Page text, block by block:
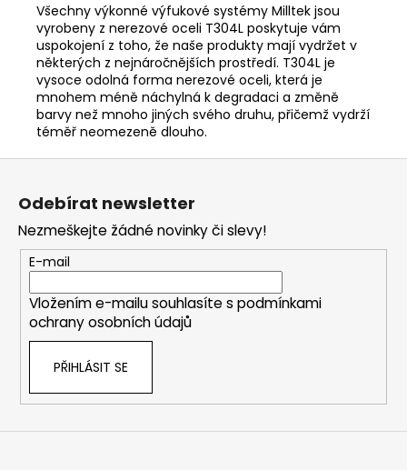
Všechny výkonné výfukové systémy Milltek jsou
vyrobeny z nerezové oceli T304L poskytuje vám
uspokojení z toho, že naše produkty mají vydržet v
některých z nejnáročnějších prostředí. T304L je
vysoce odolná forma nerezové oceli, která je
mnohem méně náchylná k degradaci a změně
barvy než mnoho jiných svého druhu, přičemž vydrží
téměř neomezeně dlouho.
Z
Odebírat newsletter
Nezmeškejte žádné novinky či slevy!
E-mail
Vložením e-mailu souhlasíte s podmínkami
ochrany osobních údajů
PŘIHLÁSIT SE